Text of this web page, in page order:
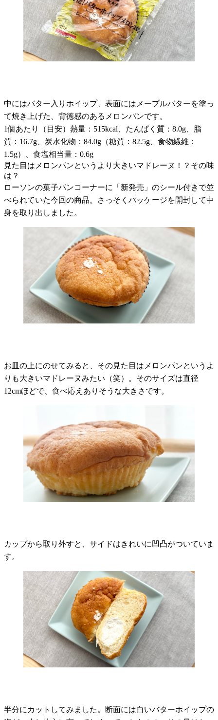
中にはバター入りホイップ、表面にはメープルバターを塗っ
て焼き上げた、背徳感のあるメロンパンです。
1個あたり（目安）熱量：515kcal、たんぱく質：8.0g、脂
質：16.7g、炭水化物：84.0g（糖質：82.5g、食物繊維：
1.5g）、食塩相当量：0.6g
見た目はメロンパンというより大きいマドレーヌ！？その味
は？
ローソンの菓子パンコーナーに「新発売」のシール付きで並
べられていた今回の商品。さっそくパッケージを開封して中
身を取り出しました。
お皿の上にのせてみると、その見た目はメロンパンというよ
りも大きいマドレーヌみたい（笑）。そのサイズは直径
12cmほどで、食べ応えありそうな大きさです。
カップから取り外すと、サイドはきれいに凹凸がついていま
す。
半分にカットしてみました。断面には白いバターホイップの